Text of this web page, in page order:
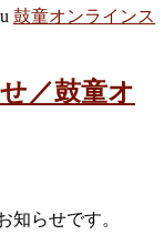
鼓童オンラインス
知らせです。